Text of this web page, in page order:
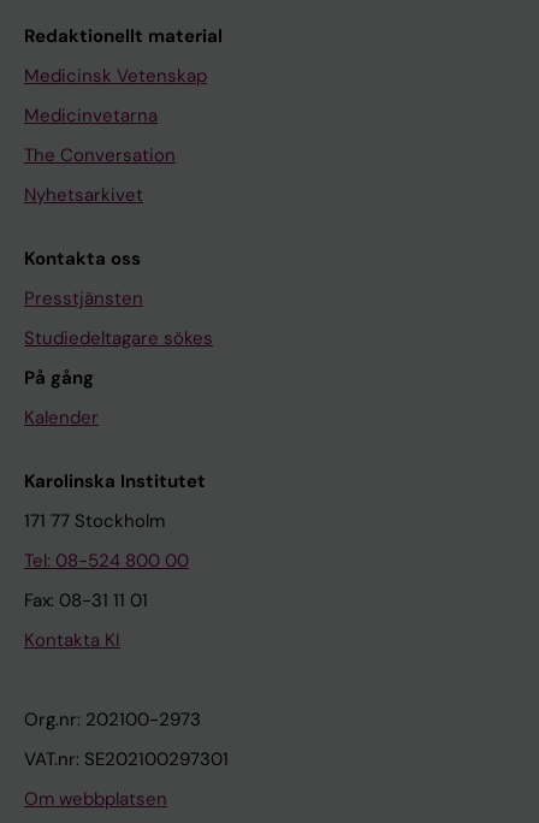
Redaktionellt material
Medicinsk Vetenskap
Medicinvetarna
The Conversation
Nyhetsarkivet
Kontakta oss
Presstjänsten
Studiedeltagare sökes
På gång
Kalender
Karolinska Institutet
171 77 Stockholm
Tel: 08-524 800 00
Fax: 08-31 11 01
Kontakta KI
Org.nr: 202100-2973
VAT.nr: SE202100297301
Om webbplatsen